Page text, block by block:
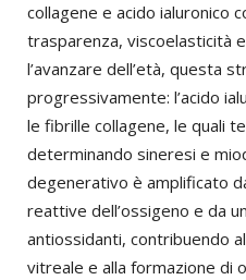
collagene e acido ialuronico
trasparenza, viscoelasticità
l’avanzare dell’età, questa
progressivamente: l’acido
le fibrille collagene, le quali
determinando sineresi e
degenerativo è amplificato
reattive dell’ossigeno e da
antiossidanti, contribuendo
vitreale e alla formazione di